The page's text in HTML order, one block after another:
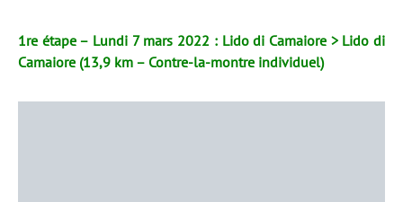
1re étape – Lundi 7 mars 2022 : Lido di Camaiore > Lido di
Camaiore (13,9 km – Contre-la-montre individuel)